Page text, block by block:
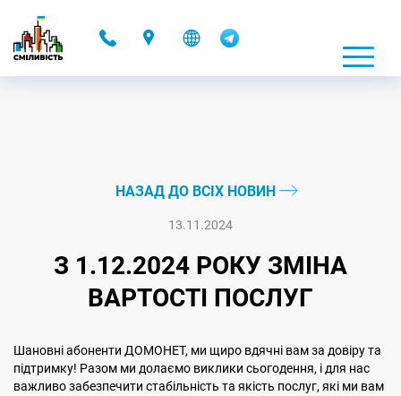
НАЗАД ДО ВСІХ НОВИН
13.11.2024
З 1.12.2024 РОКУ ЗМІНА
ВАРТОСТІ ПОСЛУГ
Шановні абоненти ДОМОНЕТ, ми щиро вдячні вам за довіру та
підтримку! Разом ми долаємо виклики сьогодення, і для нас
важливо забезпечити стабільність та якість послуг, які ми вам